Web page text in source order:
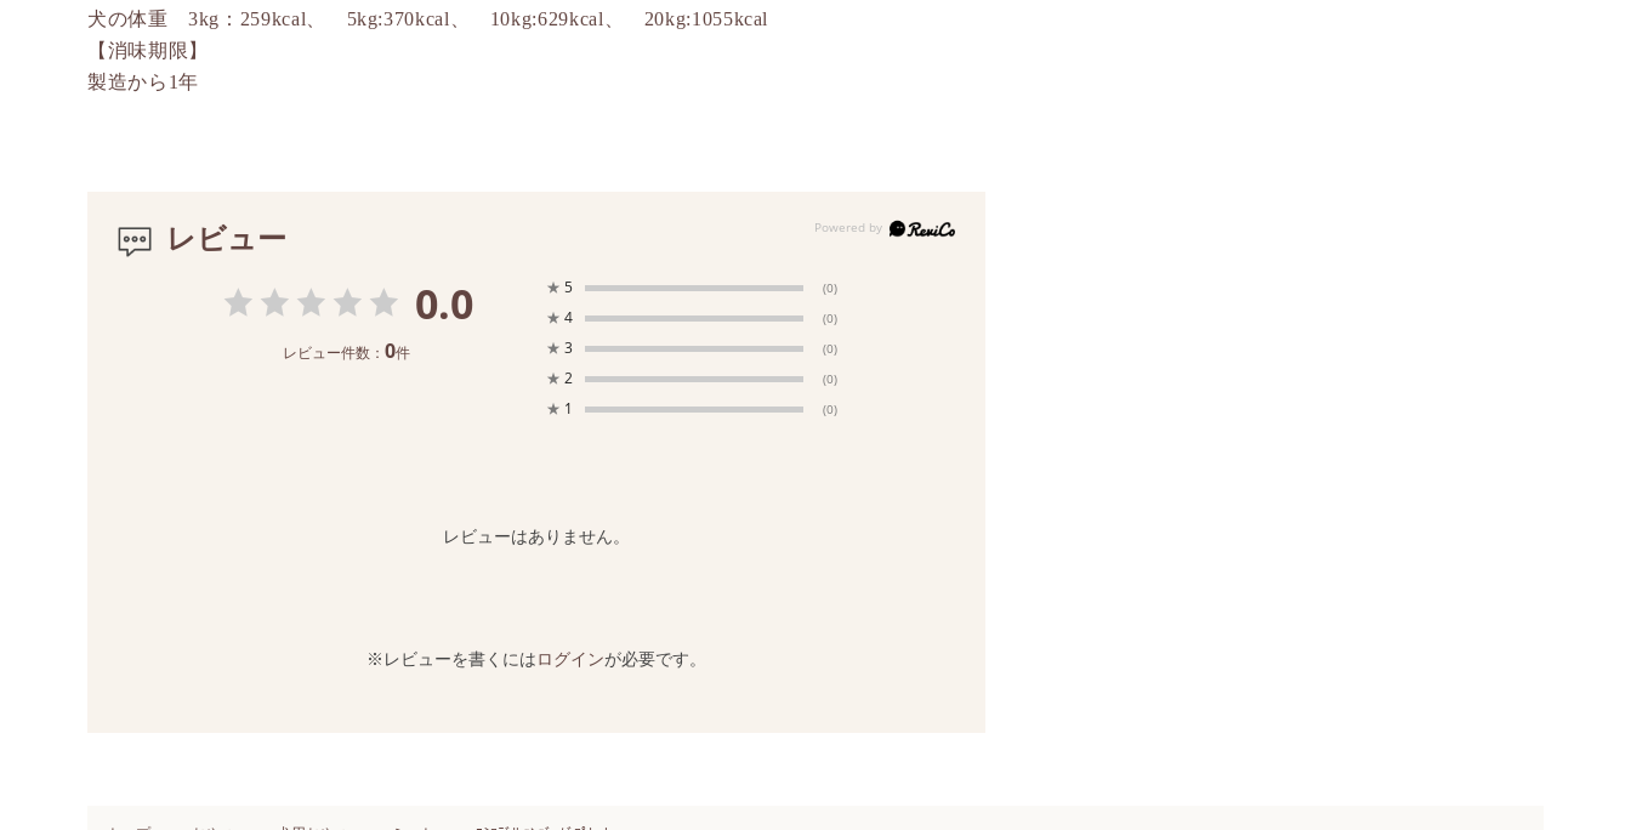
犬の体重 3kg：259kcal、 5kg:370kcal、 10kg:629kcal、 20kg:1055kcal
【消味期限】
製造から1年
レビュー
0.0
レビュー件数： 0件
★ 5 (0)
★ 4 (0)
★ 3 (0)
★ 2 (0)
★ 1 (0)
レビューはありません。
※レビューを書くにはログインが必要です。